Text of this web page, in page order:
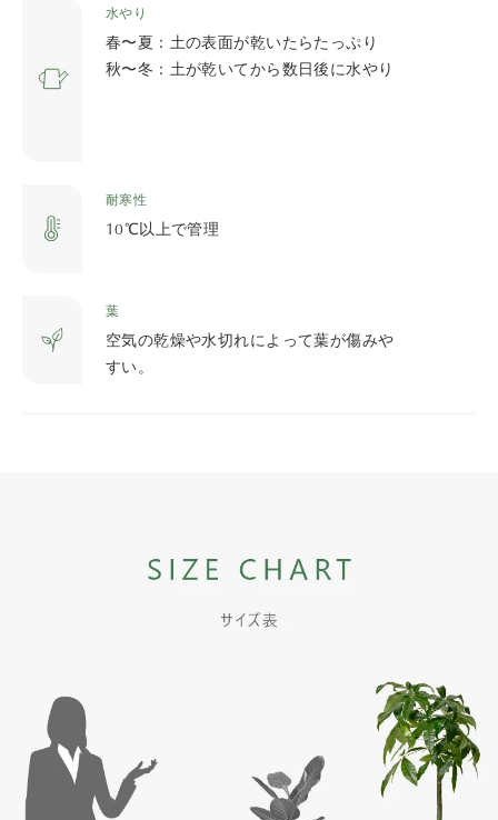
水やり
春〜夏：土の表面が乾いたらたっぷり
秋〜冬：土が乾いてから数日後に水やり
耐寒性
10℃以上で管理
葉
空気の乾燥や水切れによって葉が傷みや
すい。